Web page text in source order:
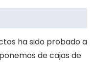
ha sido probado a
de cajas de